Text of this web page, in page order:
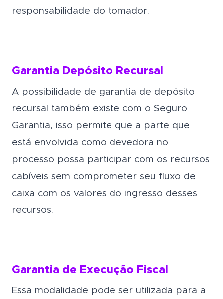
responsabilidade do tomador.
Garantia Depósito Recursal
A possibilidade de garantia de depósito
recursal também existe com o Seguro
Garantia, isso permite que a parte que
está envolvida como devedora no
processo possa participar com os recursos
cabíveis sem comprometer seu fluxo de
caixa com os valores do ingresso desses
recursos.
Garantia de Execução Fiscal
Essa modalidade pode ser utilizada para a